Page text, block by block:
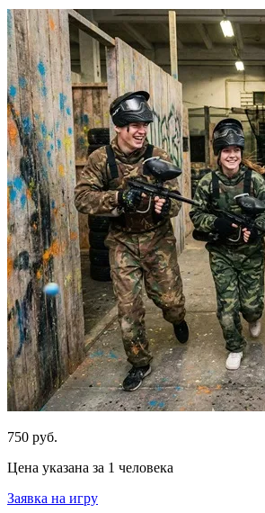
750 руб.
Цена указана за 1 человека
Заявка на игру